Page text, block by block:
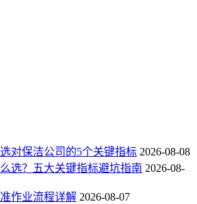
对保洁公司的5个关键指标 2026-08-08
选？五大关键指标避坑指南 2026-08-
作业流程详解 2026-08-07